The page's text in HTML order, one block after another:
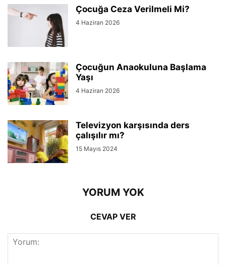
Çocuğa Ceza Verilmeli Mi?
4 Haziran 2026
Çocuğun Anaokuluna Başlama
Yaşı
4 Haziran 2026
Televizyon karşısında ders
çalışılır mı?
15 Mayıs 2024
YORUM YOK
CEVAP VER